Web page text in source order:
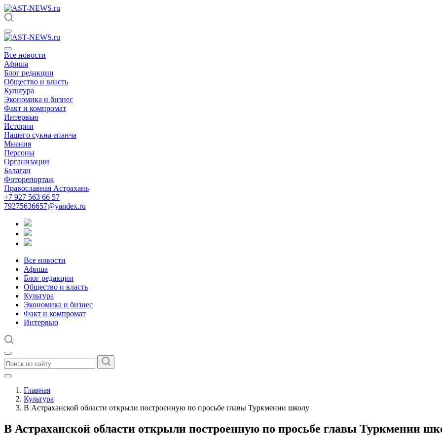
Все новости
Афиша
Блог редакции
Общество и власть
Культура
Экономика и бизнес
Факт и компромат
Интервью
Истории
Нашего сукна епанча
Мнения
Персоны
Организации
Балаган
Фоторепортаж
Православная Астрахань
+7 927 563 66 57
79275636657@yandex.ru
Все новости
Афиша
Блог редакции
Общество и власть
Культура
Экономика и бизнес
Факт и компромат
Интервью
Главная
Культура
В Астраханской области открыли построенную по просьбе главы Туркмении школу
В Астраханской области открыли построенную по просьбе главы Туркмении